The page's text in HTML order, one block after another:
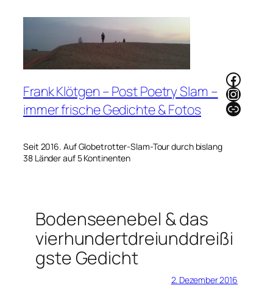
Frank Klötgen – Post Poetry Slam –
immer frische Gedichte & Fotos
Seit 2016. Auf Globetrotter-Slam-Tour durch bislang
38 Länder auf 5 Kontinenten
Link
Bodenseenebel & das
vierhundertdreiunddreißi
gste Gedicht
2. Dezember 2016